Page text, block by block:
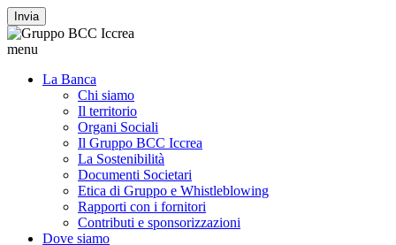
Invia
menu
La Banca
Chi siamo
Il territorio
Organi Sociali
Il Gruppo BCC Iccrea
La Sostenibilità
Documenti Societari
Etica di Gruppo e Whistleblowing
Rapporti con i fornitori
Contributi e sponsorizzazioni
Dove siamo